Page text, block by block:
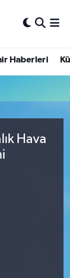
Haberleri
Hava